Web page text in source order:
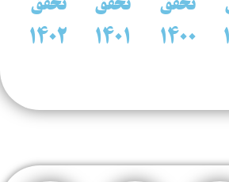
تحقق
1400
تحقق
1401
تحقق
1402